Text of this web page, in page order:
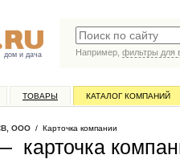
дом и дача
Например, фильтры для
ТОВАРЫ КАТАЛОГ КОМПАНИЙ
OOO / Карточка компании